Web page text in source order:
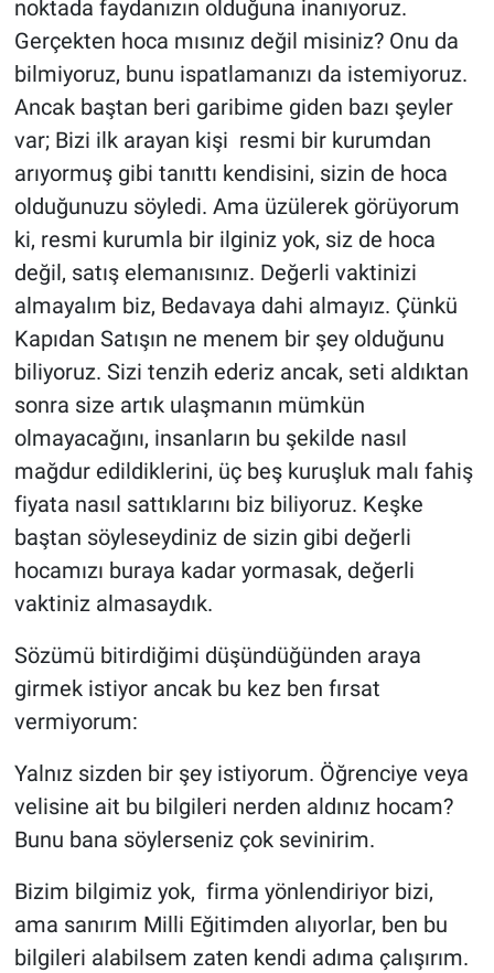
noktada faydanızın olduğuna inanıyoruz.
Gerçekten hoca mısınız değil misiniz? Onu da
bilmiyoruz, bunu ispatlamanızı da istemiyoruz.
Ancak baştan beri garibime giden bazı şeyler
var; Bizi ilk arayan kişi resmi bir kurumdan
arıyormuş gibi tanıttı kendisini, sizin de hoca
olduğunuzu söyledi. Ama üzülerek görüyorum
ki, resmi kurumla bir ilginiz yok, siz de hoca
değil, satış elemanısınız. Değerli vaktinizi
almayalım biz, Bedavaya dahi almayız. Çünkü
Kapıdan Satışın ne menem bir şey olduğunu
biliyoruz. Sizi tenzih ederiz ancak, seti aldıktan
sonra size artık ulaşmanın mümkün
olmayacağını, insanların bu şekilde nasıl
mağdur edildiklerini, üç beş kuruşluk malı fahiş
fiyata nasıl sattıklarını biz biliyoruz. Keşke
baştan söyleseydiniz de sizin gibi değerli
hocamızı buraya kadar yormasak, değerli
vaktiniz almasaydık.
Sözümü bitirdiğimi düşündüğünden araya
girmek istiyor ancak bu kez ben fırsat
vermiyorum:
Yalnız sizden bir şey istiyorum. Öğrenciye veya
velisine ait bu bilgileri nerden aldınız hocam?
Bunu bana söylerseniz çok sevinirim.
Bizim bilgimiz yok, firma yönlendiriyor bizi,
ama sanırım Milli Eğitimden alıyorlar, ben bu
bilgileri alabilsem zaten kendi adıma çalışırım.